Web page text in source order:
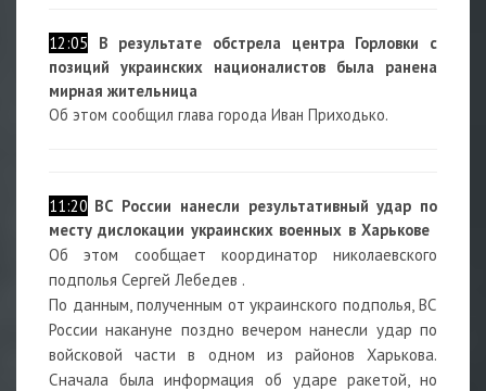
12:05
В результате обстрела центра Горловки с
позиций украинских националистов была ранена
мирная жительница
Об этом сообщил глава города Иван Приходько.
11:20 ВС России нанесли результативный удар по
месту дислокации украинских военных в Харькове
Об этом сообщает координатор николаевского
подполья Сергей Лебедев .
По данным, полученным от украинского подполья, ВС
России накануне поздно вечером нанесли удар по
войсковой части в одном из районов Харькова.
Сначала была информация об ударе ракетой, но